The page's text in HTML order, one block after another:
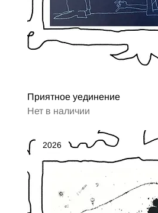
Приятное уединение
Нет в наличии
2026